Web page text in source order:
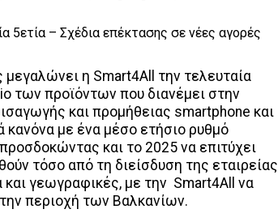
η Smart4All την τελευταία
των προϊόντων που διανέμει στην
και προμήθειας smartphone και
κανόνα με ένα μέσο ετήσιο ρυθμό
και το 2025 να επιτύχει
τόσο από τη διείσδυση της εταιρείας
και γεωγραφικές, με την Smart4All να
περιοχή των Βαλκανίων.